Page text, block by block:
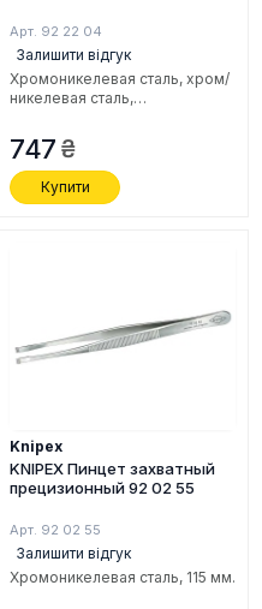
Арт. 92 22 04
Залишити відгук
Хромоникелевая сталь, хром/
никелевая сталь,
130 мм.
747
Купити
Knipex
KNIPEX Пинцет захватный
прецизионный 92 02 55
Арт. 92 02 55
Залишити відгук
Хромоникелевая сталь, 115 мм.